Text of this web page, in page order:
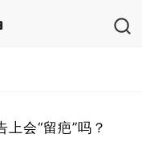
会“留疤”吗？